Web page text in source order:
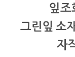
잎조
그린잎 소
자